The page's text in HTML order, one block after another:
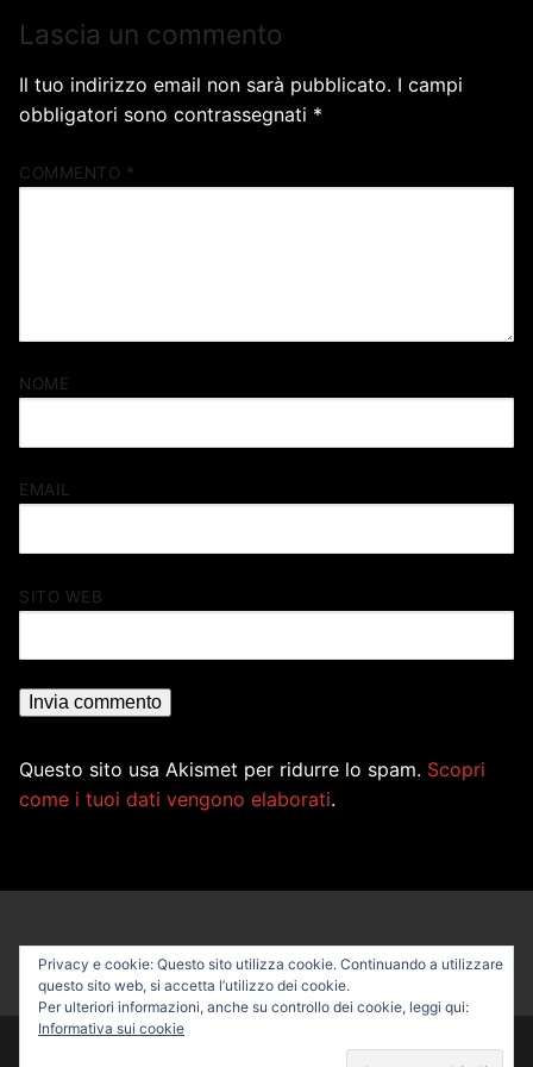
Lascia un commento
Il tuo indirizzo email non sarà pubblicato. I campi
obbligatori sono contrassegnati *
COMMENTO *
NOME
EMAIL
SITO WEB
Questo sito usa Akismet per ridurre lo spam. Scopri
come i tuoi dati vengono elaborati.
Privacy e cookie: Questo sito utilizza cookie. Continuando a utilizzare
questo sito web, si accetta l’utilizzo dei cookie.
Per ulteriori informazioni, anche su controllo dei cookie, leggi qui:
Informativa sui cookie